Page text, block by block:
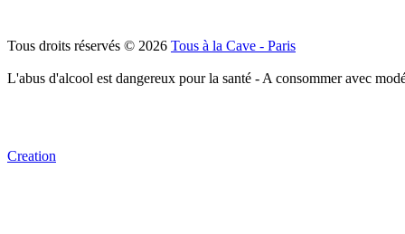
Tous droits réservés © 2026 Tous à la Cave - Paris
L'abus d'alcool est dangereux pour la santé - A consommer avec
Creation